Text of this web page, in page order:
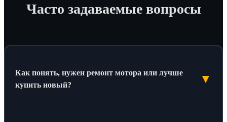
Часто задаваемые вопросы
Как понять, нужен ремонт мотора или лучше
купить новый?
▼